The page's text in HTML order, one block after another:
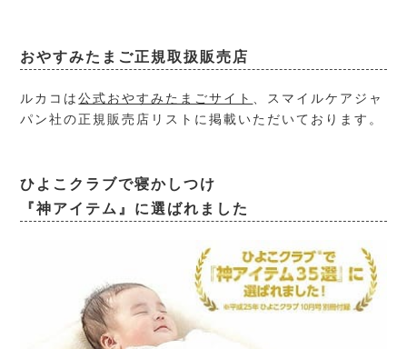
おやすみたまご正規取扱販売店
ルカコは公式おやすみたまごサイト 、スマイルケアジャ
パン社の正規販売店リストに掲載いただいております。
ひよこクラブで寝かしつけ
『神アイテム』に選ばれました